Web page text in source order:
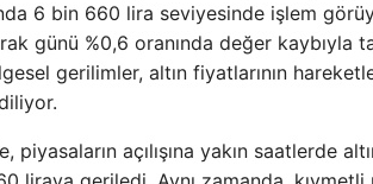
6 bin 660 lira seviyesinde işlem
günü %0,6 oranında değer kaybıyla
gerilimler, altın fiyatlarının
piyasaların açılışına yakın saatlerde